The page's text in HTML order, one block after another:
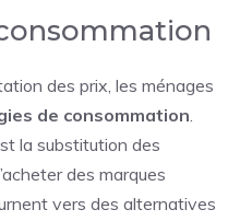
des prix, les ménages
de consommation.
la substitution des
des marques
vers des alternatives